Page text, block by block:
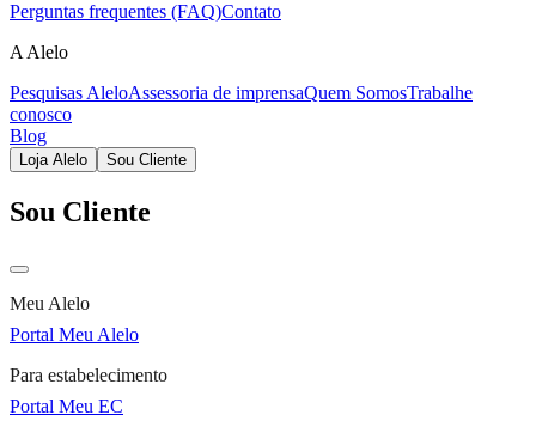
Perguntas frequentes (FAQ)Contato
A Alelo
Pesquisas AleloAssessoria de imprensaQuem SomosTrabalhe
conosco
Blog
Loja Alelo Sou Cliente
Sou Cliente
Meu Alelo
Portal Meu Alelo
Para estabelecimento
Portal Meu EC